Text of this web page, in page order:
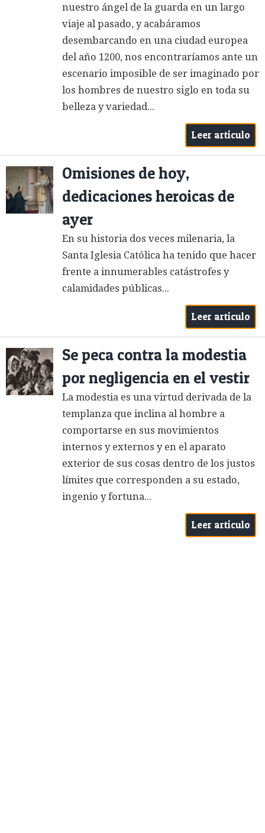
nuestro ángel de la guarda en un largo
viaje al pasado, y acabáramos
desembarcando en una ciudad europea
del año 1200, nos encontraríamos ante un
escenario imposible de ser imaginado por
los hombres de nuestro siglo en toda su
belleza y variedad...
Leer artículo
Omisiones de hoy,
dedicaciones heroicas de
ayer
En su historia dos veces milenaria, la
Santa Iglesia Católica ha tenido que hacer
frente a innumerables catástrofes y
calamidades públicas...
Leer artículo
Se peca contra la modestia
por negligencia en el vestir
La modestia es una virtud derivada de la
templanza que inclina al hombre a
comportarse en sus movimientos
internos y externos y en el aparato
exterior de sus cosas dentro de los justos
límites que corresponden a su estado,
ingenio y fortuna...
Leer artículo